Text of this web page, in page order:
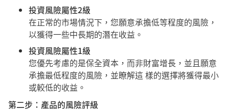
投資風險屬性2級
在正常的市場情況下，您願意承擔低等程度的風險，
以獲得一些中長期的潛在收益。
投資風險屬性1級
您優先考慮的是保全資本，而非財富增長，並且願意
承擔最低程度的風險，並瞭解這 樣的選擇將獲得最小
或較低的收益。
第二步：產品的風險評級